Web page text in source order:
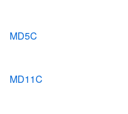
MD5C
MD11C